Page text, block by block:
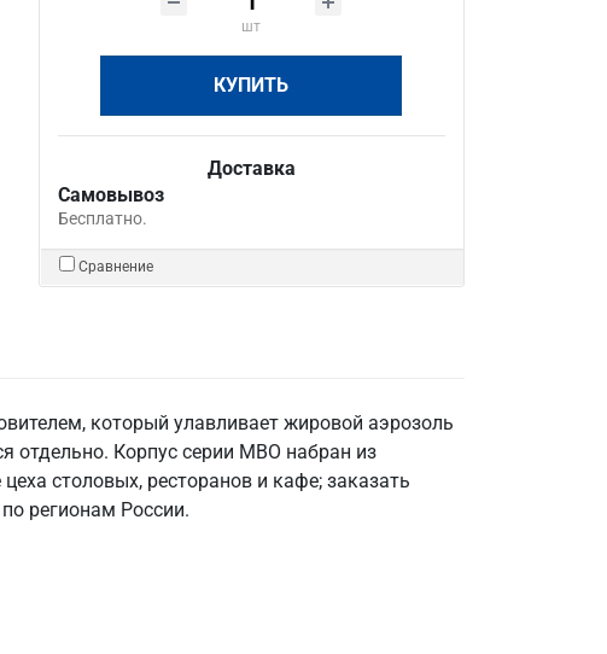
шт
КУПИТЬ
Доставка
Самовывоз
Бесплатно.
Сравнение
который улавливает жировой аэрозоль
отдельно. Корпус серии МВО набран из
столовых, ресторанов и кафе; заказать
регионам России.